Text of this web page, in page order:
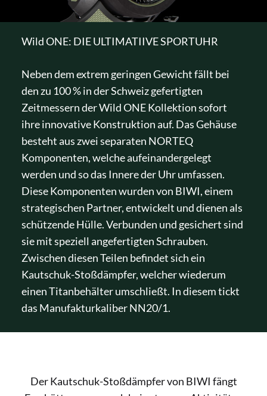
Wild ONE: DIE ULTIMATIIVE SPORTUHR
Neben dem extrem geringen Gewicht fällt bei
den zu 100 % in der Schweiz gefertigten
Zeitmessern der Wild ONE Kollektion sofort
ihre innovative Konstruktion auf. Das Gehäuse
besteht aus zwei separaten NORTEQ
Komponenten, welche aufeinandergelegt
werden und so das Innere der Uhr umfassen.
Diese Komponenten wurden von BIWI, einem
strategischen Partner, entwickelt und dienen als
schützende Hülle. Verbunden und gesichert sind
sie mit speziell angefertigten Schrauben.
Zwischen diesen Teilen befindet sich ein
Kautschuk-Stoßdämpfer, welcher wiederum
einen Titanbehälter umschließt. In diesem tickt
das Manufakturkaliber NN20/1.
Der Kautschuk-Stoßdämpfer von BIWI fängt